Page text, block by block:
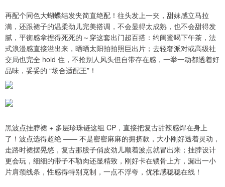
再配个同色大蝴蝶结发夹简直绝配！往头发上一夹，甜妹感立马拉
满，还跟裙子的温柔劲儿完美搭调，不会显得太成熟，也不会甜得发
腻，平衡感拿捏得死死的～穿这套出门超百搭：约闺蜜喝下午茶，法
式浪漫感直接溢出来，晒晒太阳拍拍照巨出片；去轻奢派对或高级社
交局也完全 hold 住，不抢别人风头但自带存在感，一举一动都透着好
品味，妥妥的 “场合适配王”！
黑波点挂脖裙 + 多层珍珠链这组 CP，直接把复古甜辣感焊在身上
了！波点选得超绝 —— 不是密密麻麻的拥挤款，大小刚好透着灵动，
走路时裙摆晃悠，复古那股子俏皮劲儿顺着波点就冒出来；挂脖设计
更会玩，细细的带子不勒肉还显精致，刚好卡在锁骨上方，漏出一小
片肩颈线条，性感得特别克制，一点不浮夸，优雅感稳稳在线！